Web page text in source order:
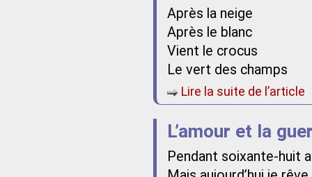
Après la neige
Après le blanc
Vient le crocus
Le vert des champs
Lire la suite de l’article
L’amour et la
Pendant soixante-huit